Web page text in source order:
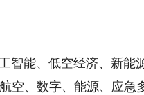
能、低空经济、新能
空、数字、能源、应急